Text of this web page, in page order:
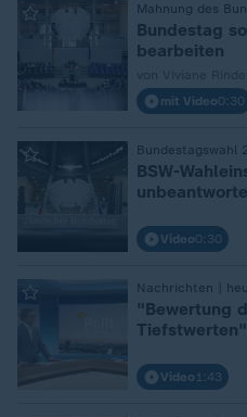
Mahnung des
:
Bundestag
bearbeiten
mit Video0:30
Bundestagswahl
:
BSW-
Video0:30
Nachrichten |
:
"Bewertung
Tiefstwerten"
Video 1:43